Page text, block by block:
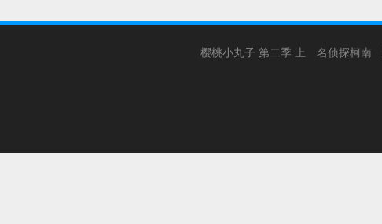
樱桃小丸子 第二季 上 名侦探柯南